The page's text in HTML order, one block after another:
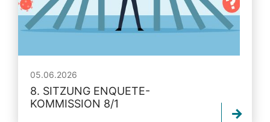
05.06.2026
8. SITZUNG ENQUETE-
KOMMISSION 8/1